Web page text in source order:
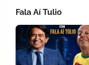
Fala Aí Tulio